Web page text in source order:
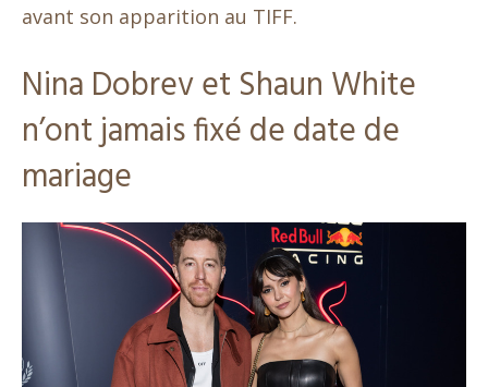
avant son apparition au TIFF.
Nina Dobrev et Shaun White
n’ont jamais fixé de date de
mariage